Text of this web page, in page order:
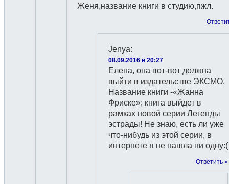
Женя,название книги в студию,пжл.
Jenyа:
08.09.2016 в 20:27
Елена, она вот-вот должна
выйти в издательстве ЭКСМО.
Название книги -«Жанна
Фриске»; книга выйдет в
рамках новой серии Легенды
эстрады! Не знаю, есть ли уже
что-нибудь из этой серии, в
интернете я не нашла ни одну:(
Ответить »